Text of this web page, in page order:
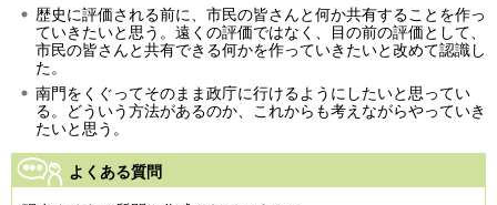
歴史に評価される前に、市民の皆さんと何か共有することを作っ
ていきたいと思う。遠くの評価ではなく、目の前の評価として、
市民の皆さんと共有できる何かを作っていきたいと改めて認識し
た。
南門をくぐってそのまま政庁に行けるようにしたいと思ってい
る。どういう方法があるのか、これからも考えながらやっていき
たいと思う。
よくある質問